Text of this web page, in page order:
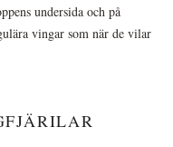
undersida och på
vingar som när de vilar